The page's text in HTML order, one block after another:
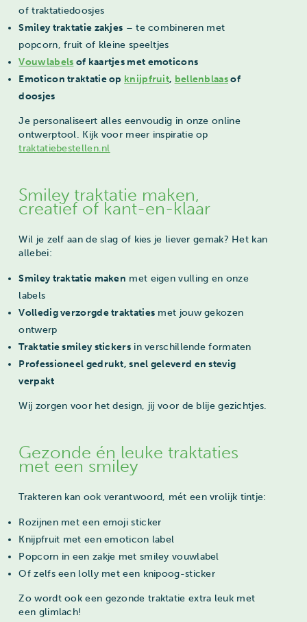
of traktatiedoosjes
Smiley traktatie zakjes – te combineren met
popcorn, fruit of kleine speeltjes
Vouwlabels of kaartjes met emoticons
Emoticon traktatie op knijpfruit, bellenblaasof
doosjes
Je personaliseert alles eenvoudig in onze online
ontwerptool. Kijk voor meer inspiratie op
traktatiebestellen.nl
Smiley traktatie maken,
creatief of kant-en-klaar
Wil je zelf aan de slag of kies je liever gemak? Het kan
allebei:
Smiley traktatie maken met eigen vulling en onze
labels
Volledig verzorgde traktaties met jouw gekozen
ontwerp
Traktatie smiley stickersin verschillende formaten
Professioneel gedrukt, snel geleverd en stevig
verpakt
Wij zorgen voor het design, jij voor de blije gezichtjes.
Gezonde én leuke traktaties
met een smiley
Trakteren kan ook verantwoord, mét een vrolijk tintje:
Rozijnen met een emoji sticker
Knijpfruit met een emoticon label
Popcorn in een zakje met smiley vouwlabel
Of zelfs een lolly met een knipoog-sticker
Zo wordt ook een gezonde traktatie extra leuk met
een glimlach!